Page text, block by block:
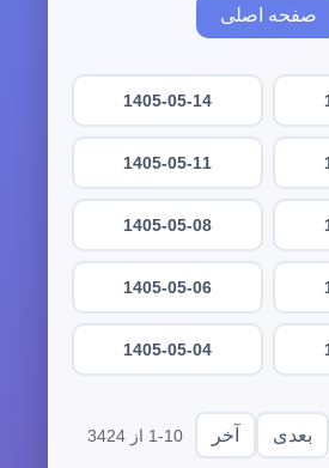
صفحه اصلی
1405-05-14
1405-05-11
1405-05-08
1405-05-06
1405-05-04
بعدی آخر 1-10 از 3424